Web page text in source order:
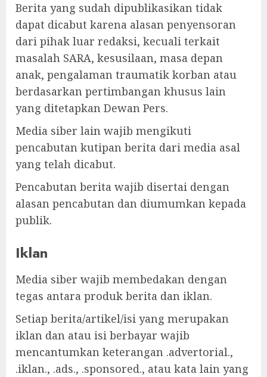
Berita yang sudah dipublikasikan tidak
dapat dicabut karena alasan penyensoran
dari pihak luar redaksi, kecuali terkait
masalah SARA, kesusilaan, masa depan
anak, pengalaman traumatik korban atau
berdasarkan pertimbangan khusus lain
yang ditetapkan Dewan Pers.
Media siber lain wajib mengikuti
pencabutan kutipan berita dari media asal
yang telah dicabut.
Pencabutan berita wajib disertai dengan
alasan pencabutan dan diumumkan kepada
publik.
Iklan
Media siber wajib membedakan dengan
tegas antara produk berita dan iklan.
Setiap berita/artikel/isi yang merupakan
iklan dan atau isi berbayar wajib
mencantumkan keterangan .advertorial.,
.iklan., .ads., .sponsored., atau kata lain yang